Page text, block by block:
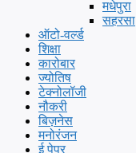
मधेपुरा
सहरसा
ऑटो-वर्ल्ड
शिक्षा
कारोबार
ज्योतिष
टेक्नोलॉजी
नौकरी
बिज़नेस
मनोरंजन
ई पेपर